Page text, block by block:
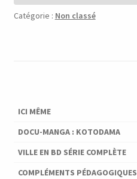
Catégorie : Non classé
ICI MÊME
DOCU-MANGA : KOTODAMA
VILLE EN BD SÉRIE COMPLÈTE
COMPLÉMENTS PÉDAGOGIQUES